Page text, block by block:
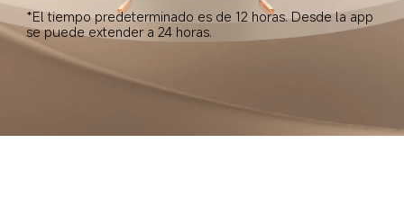
*El tiempo predeterminado es de 12 horas. Desde la app
se puede extender a 24 horas.